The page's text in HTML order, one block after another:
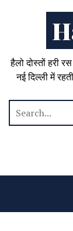
हैलो दोस्तों हरी
नई दिल्ली में